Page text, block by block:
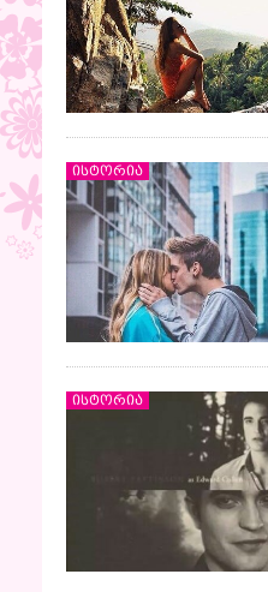
ისტორია
ისტორია